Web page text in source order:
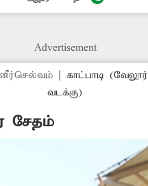
நிர்வாக அலுவலர்
Advertisement
|காட்பாடி (வேலூர்
வடக்கு)
சேதம்